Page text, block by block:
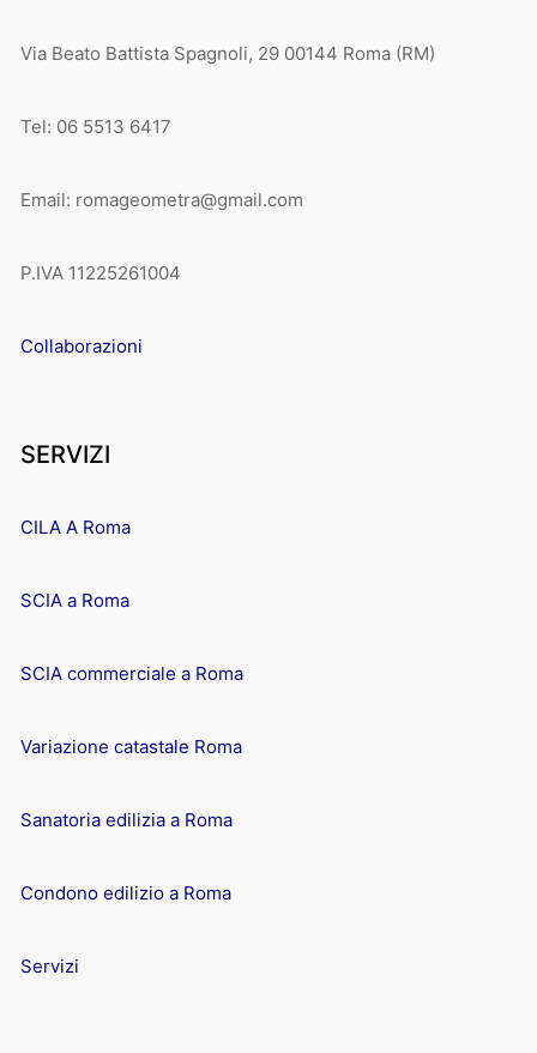
Via Beato Battista Spagnoli, 29 00144 Roma (RM)
Tel: 06 5513 6417
Email: romageometra@gmail.com
P.IVA 11225261004
Collaborazioni
SERVIZI
CILA A Roma
SCIA a Roma
SCIA commerciale a Roma
Variazione catastale Roma
Sanatoria edilizia a Roma
Condono edilizio a Roma
Servizi